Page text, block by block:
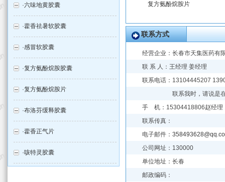
·六味地黄胶囊
·藿香祛暑软胶囊
·感冒软胶囊
·复方氨酚烷胺胶囊
·复方氨酚烷胺片
·布洛芬缓释胶囊
·藿香正气片
·咳特灵胶囊
复方氨酚烷胺片
联系方式
经营企业： 长春市天集医药有
联 系 人：王经理 姜经理
联系电话：13104445207
联系我时，请说是
手 机：15304418806赵经理
联系传真：
电子邮件：
公司网址：130000
单位地址：长春
邮政编码：